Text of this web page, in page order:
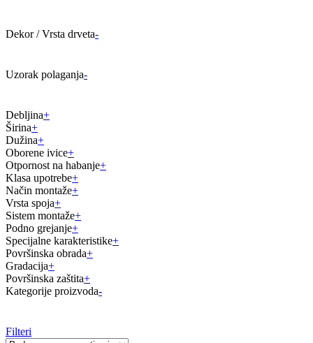
Dekor / Vrsta drveta-
Uzorak polaganja-
Debljina+
Širina+
Dužina+
Oborene ivice+
Otpornost na habanje+
Klasa upotrebe+
Način montaže+
Vrsta spoja+
Sistem montaže+
Podno grejanje+
Specijalne karakteristike+
Površinska obrada+
Gradacija+
Površinska zaštita+
Kategorije proizvoda-
Filteri